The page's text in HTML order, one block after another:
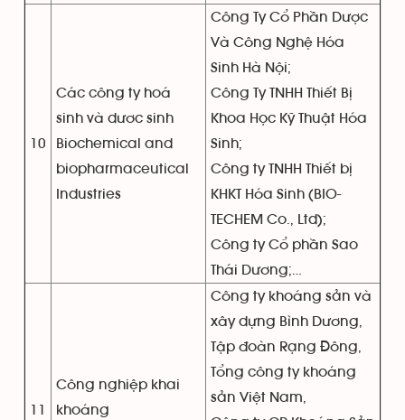
10
Các công ty hoá
sinh và dươc sinh
Biochemical and
biopharmaceutical
Industries
Công Ty Cổ Phần Dược
Và Công Nghệ Hóa
Sinh Hà Nội;
Công Ty TNHH Thiết Bị
Khoa Học Kỹ Thuật Hóa
Sinh;
Công ty TNHH Thiết bị
KHKT Hóa Sinh (BIO-
TECHEM Co., Ltd);
Công ty Cổ phần Sao
Thái Dương;…
11
Công nghiệp khai
khoáng
Công ty khoáng sản và
xây dựng Bình Dương,
Tập đoàn Rạng Đông,
Tổng công ty khoáng
sản Việt Nam,